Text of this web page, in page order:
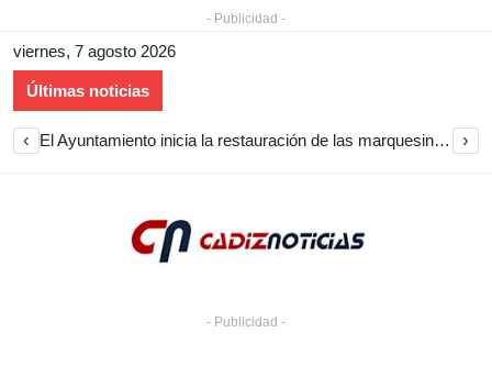
- Publicidad -
viernes, 7 agosto 2026
Últimas noticias
‹ El Ayuntamiento inicia la restauración de las marquesinas de Plaza Esteve para volver a instalarlas en el centro de Jerez ›
- Publicidad -